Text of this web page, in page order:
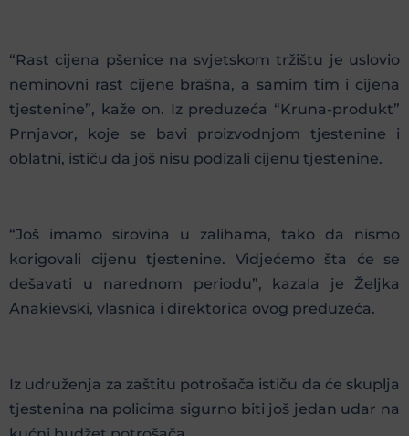
“Rast cijena pšenice na svjetskom tržištu je uslovio
neminovni rast cijene brašna, a samim tim i cijena
tjestenine”, kaže on. Iz preduzeća “Kruna-produkt”
Prnjavor, koje se bavi proizvodnjom tjestenine i
oblatni, ističu da još nisu podizali cijenu tjestenine.
“Još imamo sirovina u zalihama, tako da nismo
korigovali cijenu tjestenine. Vidjećemo šta će se
dešavati u narednom periodu”, kazala je Željka
Anakievski, vlasnica i direktorica ovog preduzeća.
Iz udruženja za zaštitu potrošača ističu da će skuplja
tjestenina na policima sigurno biti još jedan udar na